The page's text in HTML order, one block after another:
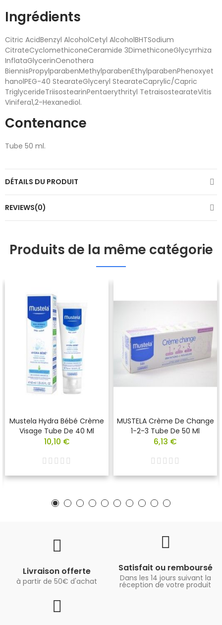
Ingrédients
Citric AcidBenzyl AlcoholCetyl AlcoholBHTSodium
CitrateCyclomethiconeCeramide 3DimethiconeGlycyrrhiza
InflataGlycerinOenothera
BiennisPropylparabenMethylparabenEthylparabenPhenoxyet
hanolPEG-40 StearateGlyceryl StearateCaprylic/Capric
TriglycerideTriisostearinPentaerythrityl TetraisostearateVitis
Vinifera1,2-Hexanediol.
Contenance
Tube 50 ml.
DÉTAILS DU PRODUIT
REVIEWS(0)
Produits de la même catégorie
Mustela Hydra Bébé Crème
Visage Tube De 40 Ml
10,10 €
MUSTELA Crème De Change
1-2-3 Tube De 50 Ml
6,13 €
Livraison offerte
à partir de 50€ d'achat
Satisfait ou remboursé
Dans les 14 jours suivant la
réception de votre produit